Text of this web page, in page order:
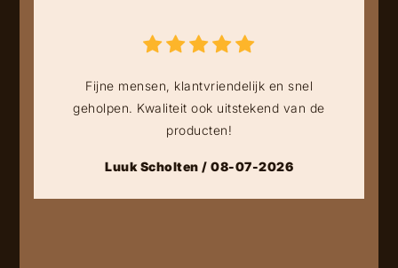
Fijne mensen, klantvriendelijk en snel
geholpen. Kwaliteit ook uitstekend van de
producten!
Luuk Scholten / 08-07-2026